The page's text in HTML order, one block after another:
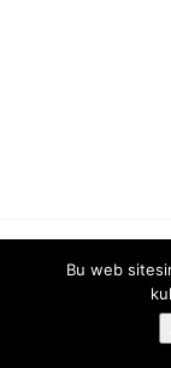
© Kazaavukati.nl
Bu web